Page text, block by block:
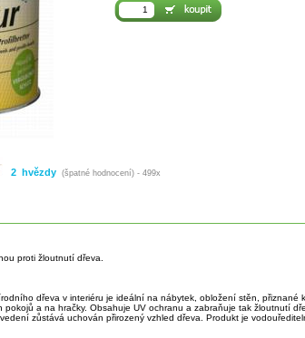
2 hvězdy (špatné hodnocení) - 499x
proti žloutnutí dřeva.
dřeva v interiéru je ideální na nábytek, obložení stěn, přiznané
pokojů a na hračky. Obsahuje UV ochranu a zabraňuje tak žloutnutí
zůstává uchován přirozený vzhled dřeva. Produkt je